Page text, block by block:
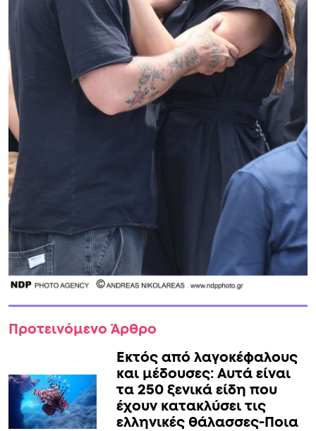
Προτεινόμενο Άρθρο
Εκτός από λαγοκέφαλους
και μέδουσες: Aυτά είναι
τα 250 ξενικά είδη που
έχουν κατακλύσει τις
ελληνικές θάλασσες-Ποια